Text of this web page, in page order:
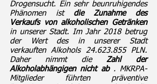
Drogensucht. Ein sehr beunruhigendes
Phänomen ist die Zunahme des
Verkaufs von alkoholischen Getränken
in unserer Stadt. Im Jahr 2018 betrug
der Wert des in unserer Stadt
verkauften Alkohols 24.623.855PLN.
Daher nimmt die Zahl der
Alkoholabhängigen nicht ab. MKRPA-
Mitglieder führten präventive